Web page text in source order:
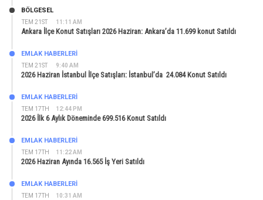
TEM 21ST 11:11 AM
BÖLGESEL
Ankara İlçe Konut Satışları 2026 Haziran: Ankara’da 11.699 konut Satıldı
TEM 21ST 9:40 AM
EMLAK HABERLERI
2026 Haziran İstanbul İlçe Satışları: İstanbul’da 24.084 Konut Satıldı
TEM 17TH 12:44 PM
EMLAK HABERLERI
2026 İlk 6 Aylık Döneminde 699.516 Konut Satıldı
TEM 17TH 11:22 AM
EMLAK HABERLERI
2026 Haziran Ayında 16.565 İş Yeri Satıldı
TEM 17TH 10:31 AM
EMLAK HABERLERI